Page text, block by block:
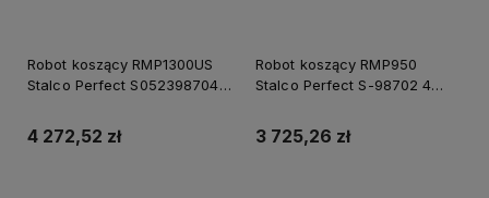
Robot koszący RMP1300US
Stalco Perfect S052398704 4
4 272,52 zł
Robot koszący RMP950
Stalco Perfect S-98702 4
3 725,26 zł